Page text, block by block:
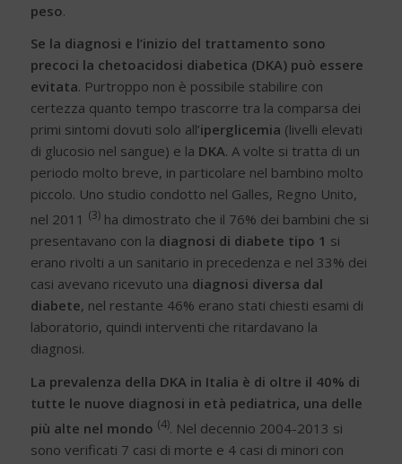
peso.
Se la diagnosi e l’inizio del trattamento sono
precoci la chetoacidosi diabetica (DKA) può essere
evitata. Purtroppo non è possibile stabilire con
certezza quanto tempo trascorre tra la comparsa dei
primi sintomi dovuti solo all’iperglicemia (livelli elevati
di glucosio nel sangue) e la DKA. A volte si tratta di un
periodo molto breve, in particolare nel bambino molto
piccolo. Uno studio condotto nel Galles, Regno Unito,
nel 2011 (3)ha dimostrato che il 76% dei bambini che si
presentavano con la diagnosi di diabete tipo 1 si
erano rivolti a un sanitario in precedenza e nel 33% dei
casi avevano ricevuto una diagnosi diversa dal
diabete, nel restante 46% erano stati chiesti esami di
laboratorio, quindi interventi che ritardavano la
diagnosi.
La prevalenza della DKA in Italia è di oltre il 40% di
tutte le nuove diagnosi in età pediatrica, una delle
più alte nel mondo (4). Nel decennio 2004-2013 si
sono verificati 7 casi di morte e 4 casi di minori con